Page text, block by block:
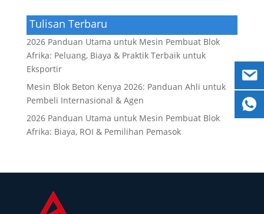
Tulisan Terbaru
2026 Panduan Utama untuk Mesin Pembuat Blok
Afrika: Peluang, Biaya & Praktik Terbaik untuk
Eksportir
Mesin Blok Beton Kenya 2026: Panduan Ahli untuk
Pembeli Internasional & Agen
2026 Panduan Utama untuk Mesin Pembuat Blok
Afrika: Biaya, ROI & Pemilihan Pemasok